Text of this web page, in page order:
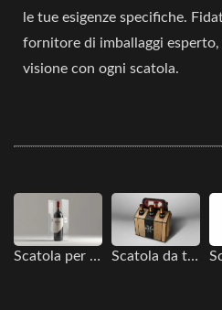
le tue esigenze specifiche.
fornitore di imballaggi
visione con ogni scatola.
Scatola per trasporto di una singola bottiglia Scatola da trasporto